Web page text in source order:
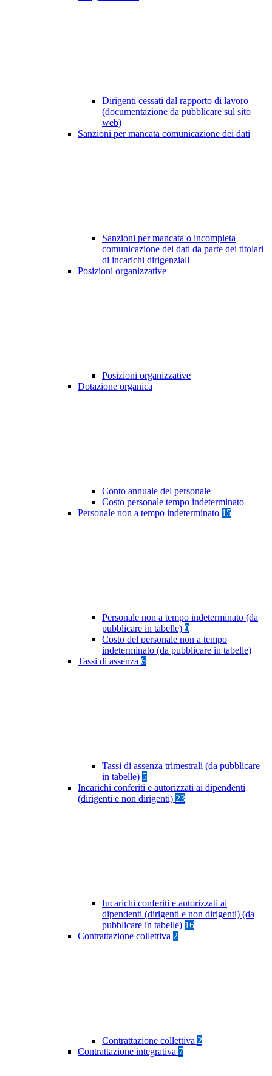
Dirigenti cessati dal rapporto di lavoro
(documentazione da pubblicare sul sito
web)
Sanzioni per mancata comunicazione dei dati
Sanzioni per mancata o incompleta
comunicazione dei dati da parte dei titolari
di incarichi dirigenziali
Posizioni organizzative
Posizioni organizzative
Dotazione organica
Conto annuale del personale
Costo personale tempo indeterminato
Personale non a tempo indeterminato 15
Personale non a tempo indeterminato (da
pubblicare in tabelle) 9
Costo del personale non a tempo
indeterminato (da pubblicare in tabelle)
Tassi di assenza 6
Tassi di assenza trimestrali (da pubblicare
in tabelle) 5
Incarichi conferiti e autorizzati ai dipendenti
(dirigenti e non dirigenti) 23
Incarichi conferiti e autorizzati ai
dipendenti (dirigenti e non dirigenti) (da
pubblicare in tabelle) 16
Contrattazione collettiva 2
Contrattazione collettiva 2
Contrattazione integrativa 7